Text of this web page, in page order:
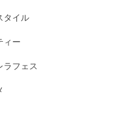
タイル
ィー
ラフェス